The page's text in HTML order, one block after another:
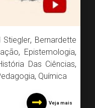
Stiegler, Bernardette
, Epistemologia,
Das Ciências,
, Química
Veja mais